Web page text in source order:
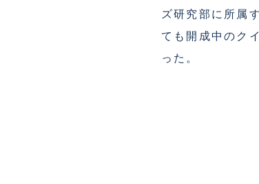
ズ研究部に所属
ても開成中のク
った。